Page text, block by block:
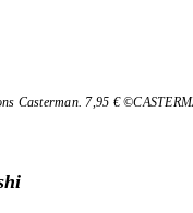
Casterman. 7,95 €